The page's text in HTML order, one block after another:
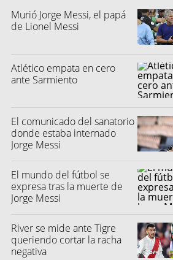
Murió Jorge Messi, el papá
de Lionel Messi
Atlético empata en cero
ante Sarmiento
El comunicado del sanatorio
donde estaba internado
Jorge Messi
El mundo del fútbol se
expresa tras la muerte de
Jorge Messi
River se mide ante Tigre
queriendo cortar la racha
negativa